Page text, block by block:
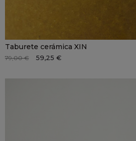
Taburete cerámica XIN
79,00 € 59,25 €